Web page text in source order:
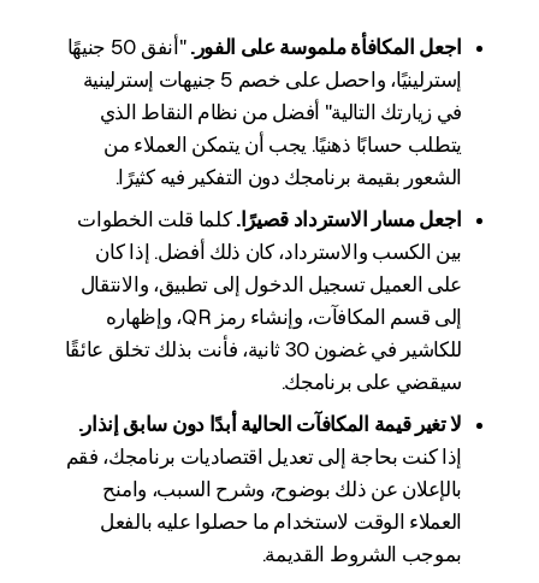
اجعل المكافأة ملموسة على الفور.
"أنفق 50 جنيهًا
إسترلينيًا، واحصل على خصم 5 جنيهات إسترلينية
في زيارتك التالية" أفضل من نظام النقاط الذي
يتطلب حسابًا ذهنيًا. يجب أن يتمكن العملاء من
الشعور بقيمة برنامجك دون التفكير فيه كثيرًا.
اجعل مسار الاسترداد قصيرًا. كلما قلت الخطوات
بين الكسب والاسترداد، كان ذلك أفضل. إذا كان
على العميل تسجيل الدخول إلى تطبيق، والانتقال
إلى قسم المكافآت، وإنشاء رمز QR، وإظهاره
للكاشير في غضون 30 ثانية، فأنت بذلك تخلق عائقًا
سيقضي على برنامجك.
لا تغير قيمة المكافآت الحالية أبدًا دون سابق إنذار.
إذا كنت بحاجة إلى تعديل اقتصاديات برنامجك، فقم
بالإعلان عن ذلك بوضوح، وشرح السبب، وامنح
العملاء الوقت لاستخدام ما حصلوا عليه بالفعل
بموجب الشروط القديمة.